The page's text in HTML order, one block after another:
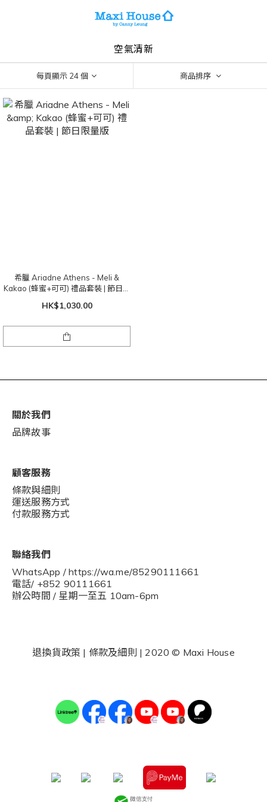
空氣清新
每頁顯示 24 個 商品排序
希臘 Ariadne Athens - Meli &
Kakao (蜂蜜+可可) 禮品套裝 | 節日限
HK$1,030.00
關於我們
品牌故事
顧客服務
條款與細則
運送服務方式
付款服務方式
聯絡我們
WhatsApp / https://wa.me/85290111661
電話/ +852 90111661
辦公時間 / 星期一至五 10am-6pm
退換貨政策 | 條款及細則 | 2020 © Maxi House